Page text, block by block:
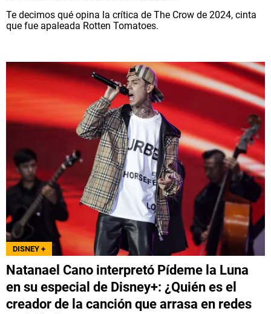
Te decimos qué opina la crítica de The Crow de 2024, cinta
que fue apaleada Rotten Tomatoes.
DISNEY +
Natanael Cano interpretó Pídeme la Luna
en su especial de Disney+: ¿Quién es el
creador de la canción que arrasa en redes